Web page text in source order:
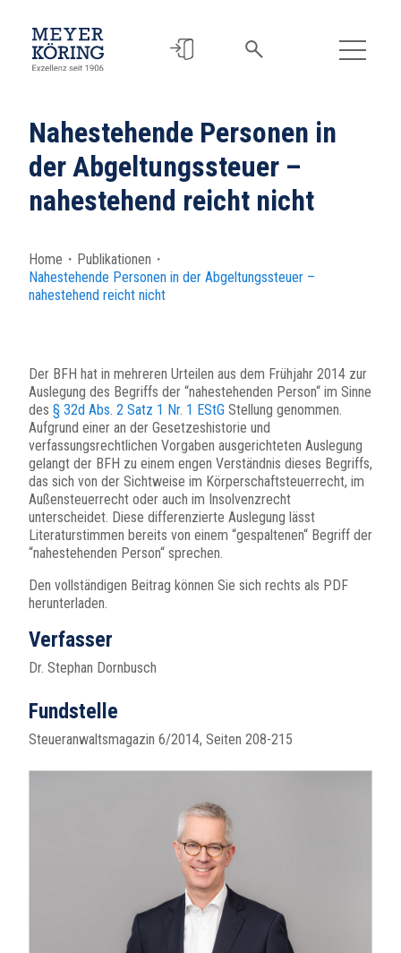
Nahestehende Personen in
der Abgeltungssteuer –
nahestehend reicht nicht
Home ・ Publikationen ・
Nahestehende Personen in der Abgeltungssteuer –
nahestehend reicht nicht
Der BFH hat in mehreren Urteilen aus dem Frühjahr 2014 zur
Auslegung des Begriffs der “nahestehenden Person“ im Sinne
des § 32d Abs. 2 Satz 1 Nr. 1 EStG Stellung genommen.
Aufgrund einer an der Gesetzeshistorie und
verfassungsrechtlichen Vorgaben ausgerichteten Auslegung
gelangt der BFH zu einem engen Verständnis dieses Begriffs,
das sich von der Sichtweise im Körperschaftsteuerrecht, im
Außensteuerrecht oder auch im Insolvenzrecht
unterscheidet. Diese differenzierte Auslegung lässt
Literaturstimmen bereits von einem “gespaltenen“ Begriff der
“nahestehenden Person“ sprechen.
Den vollständigen Beitrag können Sie sich rechts als PDF
herunterladen.
Verfasser
Dr. Stephan Dornbusch
Fundstelle
Steueranwaltsmagazin 6/2014, Seiten 208-215